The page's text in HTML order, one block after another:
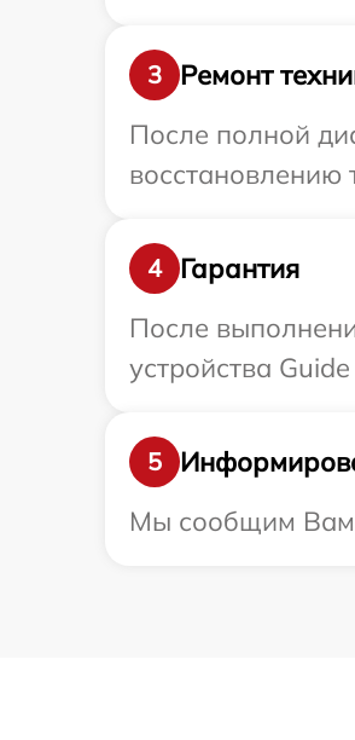
3
Ремонт
После полной
восстановлению
4
Гарантия
После
устройства
5
Мы сообщим Вам